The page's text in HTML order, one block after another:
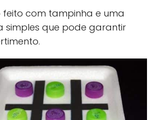
com tampinha e uma
simples que pode garantir